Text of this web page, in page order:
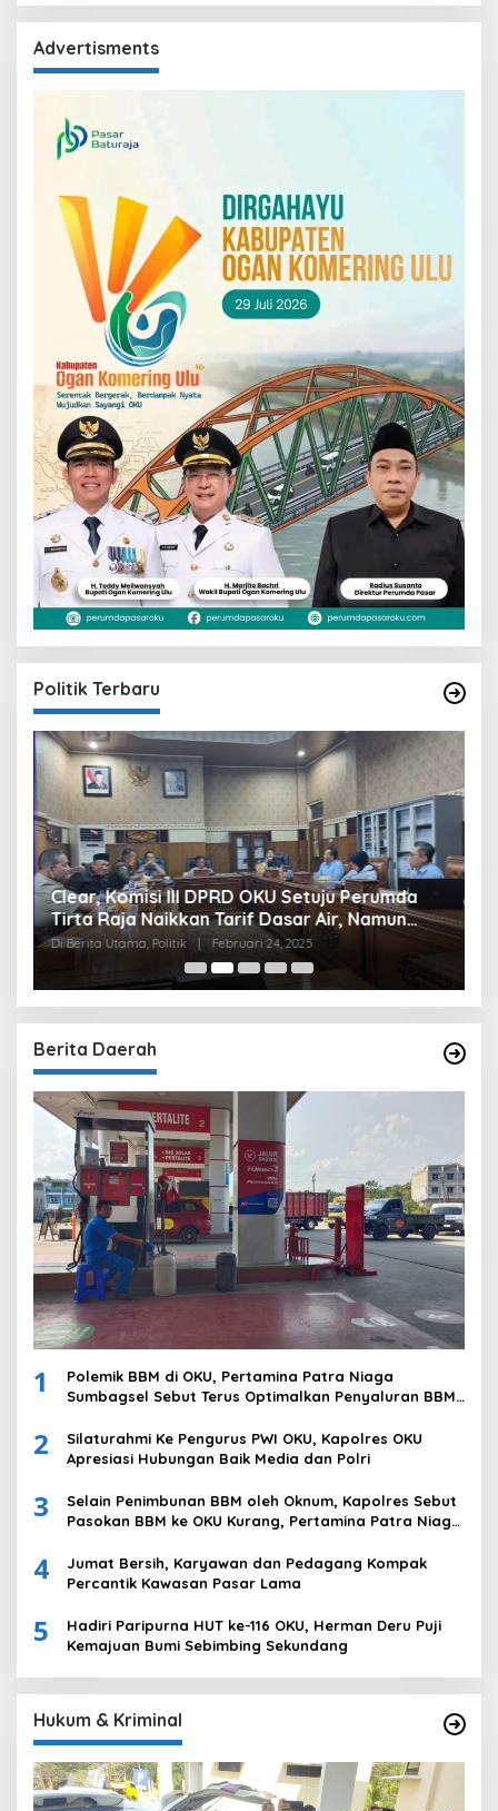
Advertisments
Politik Terbaru
Clear, Komisi III DPRD OKU Setuju Perumda
Tirta Raja Naikkan Tarif Dasar Air, Namun
Bersyarat
Di Berita Utama, Politik | Februari 24, 2025
Berita Daerah
1
Polemik BBM di OKU, Pertamina Patra Niaga
Sumbagsel Sebut Terus Optimalkan Penyaluran BBM
Komering Ulu
2
Silaturahmi Ke Pengurus PWI OKU, Kapolres OKU
Apresiasi Hubungan Baik Media dan Polri
3
Selain Penimbunan BBM oleh Oknum, Kapolres Sebut
Pasokan BBM ke OKU Kurang, Pertamina Patra Niaga
4
Jumat Bersih, Karyawan dan Pedagang Kompak
Percantik Kawasan Pasar Lama
5
Hadiri Paripurna HUT ke-116 OKU, Herman Deru Puji
Kemajuan Bumi Sebimbing Sekundang
Hukum & Kriminal